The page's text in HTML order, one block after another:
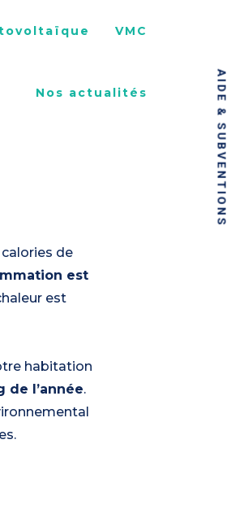
VMC
Nos actualités AIDE & SUBVENTIONS
de
est
est
habitation
l’année.